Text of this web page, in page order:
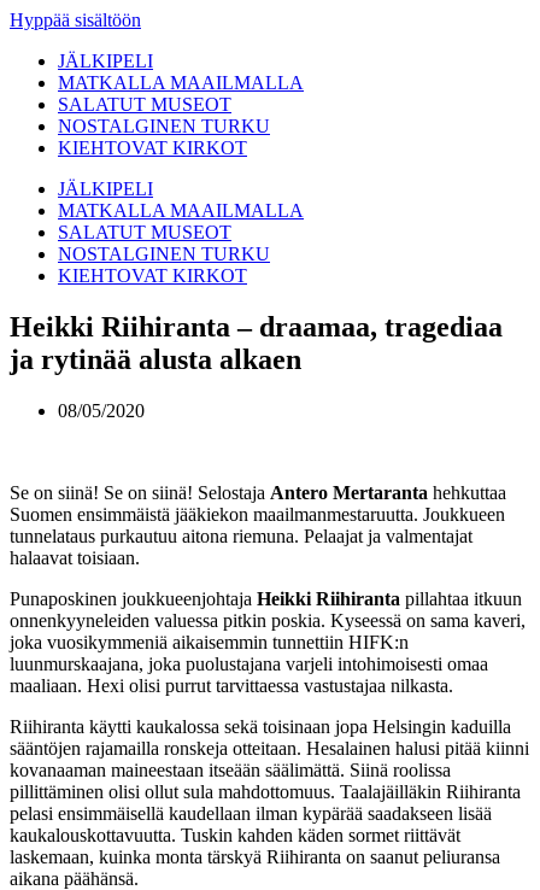
Hyppää sisältöön
JÄLKIPELI
MATKALLA MAAILMALLA
SALATUT MUSEOT
NOSTALGINEN TURKU
KIEHTOVAT KIRKOT
JÄLKIPELI
MATKALLA MAAILMALLA
SALATUT MUSEOT
NOSTALGINEN TURKU
KIEHTOVAT KIRKOT
Heikki Riihiranta – draamaa, tragediaa
ja rytinää alusta alkaen
08/05/2020
Se on siinä! Se on siinä! Selostaja Antero Mertaranta hehkuttaa
Suomen ensimmäistä jääkiekon maailmanmestaruutta. Joukkueen
tunnelataus purkautuu aitona riemuna. Pelaajat ja valmentajat
halaavat toisiaan.
Punaposkinen joukkueenjohtaja Heikki Riihiranta pillahtaa itkuun
onnenkyyneleiden valuessa pitkin poskia. Kyseessä on sama kaveri,
joka vuosikymmeniä aikaisemmin tunnettiin HIFK:n
luunmurskaajana, joka puolustajana varjeli intohimoisesti omaa
maaliaan. Hexi olisi purrut tarvittaessa vastustajaa nilkasta.
Riihiranta käytti kaukalossa sekä toisinaan jopa Helsingin kaduilla
sääntöjen rajamailla ronskeja otteitaan. Hesalainen halusi pitää kiinni
kovanaaman maineestaan itseään säälimättä. Siinä roolissa
pillittäminen olisi ollut sula mahdottomuus. Taalajäilläkin Riihiranta
pelasi ensimmäisellä kaudellaan ilman kypärää saadakseen lisää
kaukalouskottavuutta. Tuskin kahden käden sormet riittävät
laskemaan, kuinka monta tärskyä Riihiranta on saanut peliuransa
aikana päähänsä.